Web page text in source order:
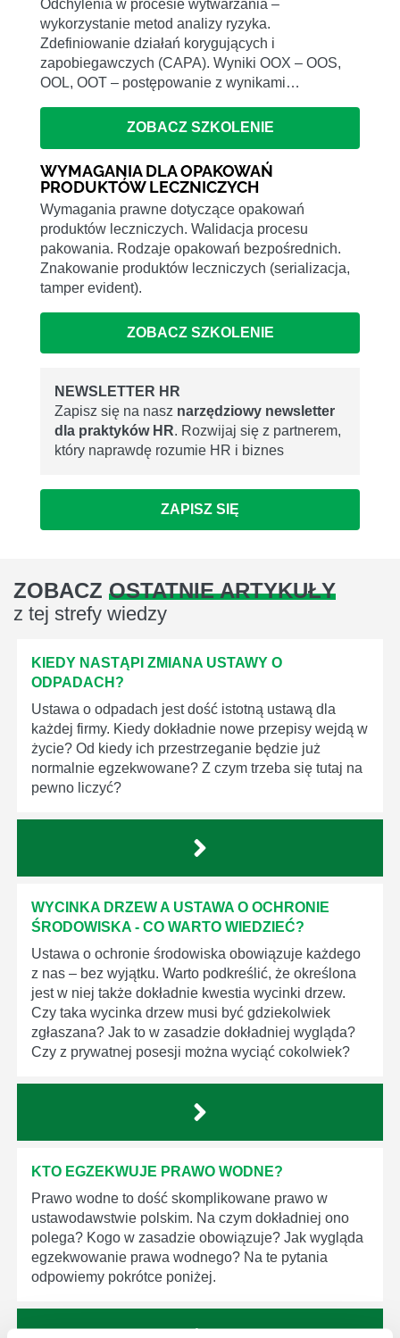
Odchylenia w procesie wytwarzania –
wykorzystanie metod analizy ryzyka.
Zdefiniowanie działań korygujących i
zapobiegawczych (CAPA). Wyniki OOX – OOS,
OOL, OOT – postępowanie z wynikami…
ZOBACZ SZKOLENIE
WYMAGANIA DLA OPAKOWAŃ
PRODUKTÓW LECZNICZYCH
Wymagania prawne dotyczące opakowań
produktów leczniczych. Walidacja procesu
pakowania. Rodzaje opakowań bezpośrednich.
Znakowanie produktów leczniczych (serializacja,
tamper evident).
ZOBACZ SZKOLENIE
NEWSLETTER HR
Zapisz się na nasz narzędziowy newsletter
dla praktyków HR. Rozwijaj się z partnerem,
który naprawdę rozumie HR i biznes
ZAPISZ SIĘ
ZOBACZ OSTATNIE ARTYKUŁY
z tej strefy wiedzy
KIEDY NASTĄPI ZMIANA USTAWY O
ODPADACH?
Ustawa o odpadach jest dość istotną ustawą dla
każdej firmy. Kiedy dokładnie nowe przepisy wejdą w
życie? Od kiedy ich przestrzeganie będzie już
normalnie egzekwowane? Z czym trzeba się tutaj na
pewno liczyć?
WYCINKA DRZEW A USTAWA O OCHRONIE
ŚRODOWISKA - CO WARTO WIEDZIEĆ?
Ustawa o ochronie środowiska obowiązuje każdego
z nas – bez wyjątku. Warto podkreślić, że określona
jest w niej także dokładnie kwestia wycinki drzew.
Czy taka wycinka drzew musi być gdziekolwiek
zgłaszana? Jak to w zasadzie dokładniej wygląda?
Czy z prywatnej posesji można wyciąć cokolwiek?
KTO EGZEKWUJE PRAWO WODNE?
Prawo wodne to dość skomplikowane prawo w
ustawodawstwie polskim. Na czym dokładniej ono
polega? Kogo w zasadzie obowiązuje? Jak wygląda
egzekwowanie prawa wodnego? Na te pytania
odpowiemy pokrótce poniżej.